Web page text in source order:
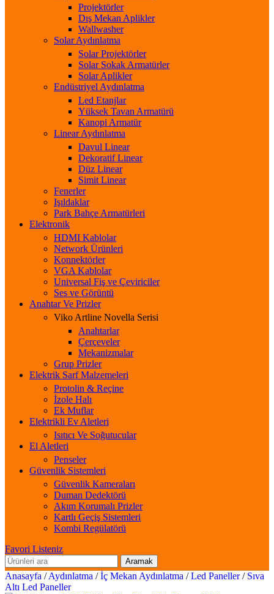
Projektörler
Dış Mekan Aplikler
Wallwasher
Solar Aydınlatma
Solar Projektörler
Solar Sokak Armatürler
Solar Aplikler
Endüstriyel Aydınlatma
Led Etanjlar
Yüksek Tavan Armatürü
Kanopi Armatür
Linear Aydınlatma
Davul Linear
Dekoratif Linear
Düz Linear
Simit Linear
Fenerler
Işıldaklar
Park Bahçe Armatürleri
Elektronik
HDMI Kablolar
Network Ürünleri
Konnektörler
VGA Kablolar
Universal Fiş ve Çeviriciler
Ses ve Görüntü
Anahtar Ve Prizler
Viko Artline Novella Serisi
Anahtarlar
Çerçeveler
Mekanizmalar
Grup Prizler
Elektrik Sarf Malzemeleri
Protolin & Reçine
İzole Halı
Ek Muflar
Elektrikli Ev Aletleri
Isıtıcı Ve Soğutucular
El Aletleri
Penseler
Güvenlik Sistemleri
Güvenlik Kameraları
Duman Dedektörü
Akım Korumalı Prizler
Kartlı Geçiş Sistemleri
Kombi Regülatörü
Favori Listeniz
Aramak
Anasayfa / Aydınlatma / İç Mekan Aydınlatma / Led Paneller/ Sıva
Altı Led Paneller